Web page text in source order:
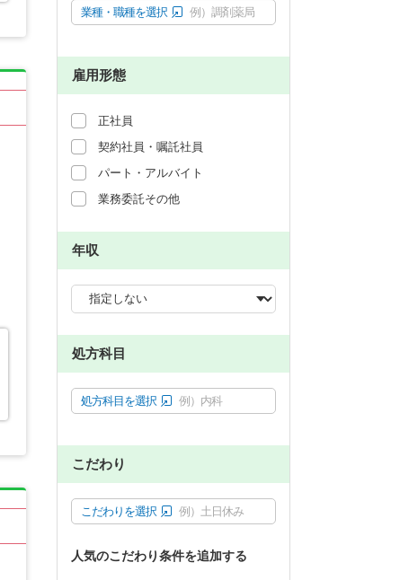
業種・職種を選択 例）調剤薬局
雇用形態
正社員
契約社員・嘱託社員
パート・アルバイト
業務委託その他
年収
処方科目
処方科目を選択 例）内科
こだわり
こだわりを選択 例）土日休み
人気のこだわり条件を追加する